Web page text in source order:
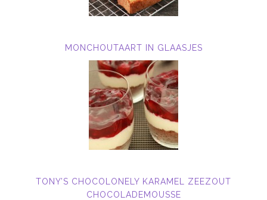
MONCHOUTAART IN GLAASJES
TONY’S CHOCOLONELY KARAMEL ZEEZOUT
CHOCOLADEMOUSSE